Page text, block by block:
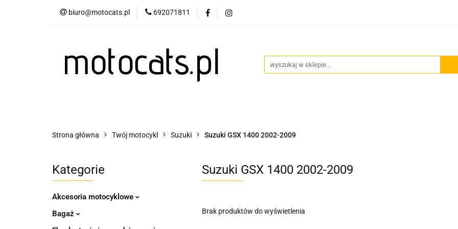
biuro@motocats.pl 692071811
Twój motocykl Akcesoria motocyklowe
Wydechy motocyklowe Odzież termoaktywna Blog
Strona główna Twój motocykl Suzuki Suzuki GSX 1400 2002-2009
Kategorie
Akcesoria motocyklowe
Bagaż
Suzuki GSX 1400 2002-2009
Brak produktów do wyświetlenia